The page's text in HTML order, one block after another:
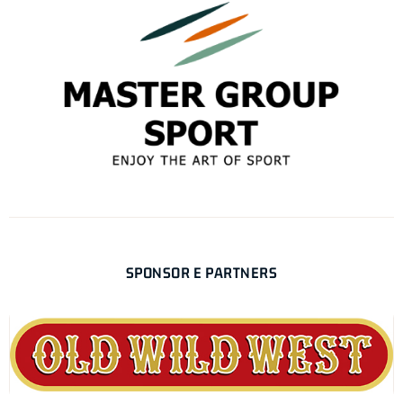
SPONSOR E PARTNERS